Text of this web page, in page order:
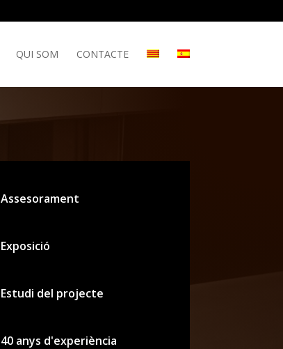
QUI SOM CONTACTE
Assesorament
Exposició
Estudi del projecte
40 anys d'experiència